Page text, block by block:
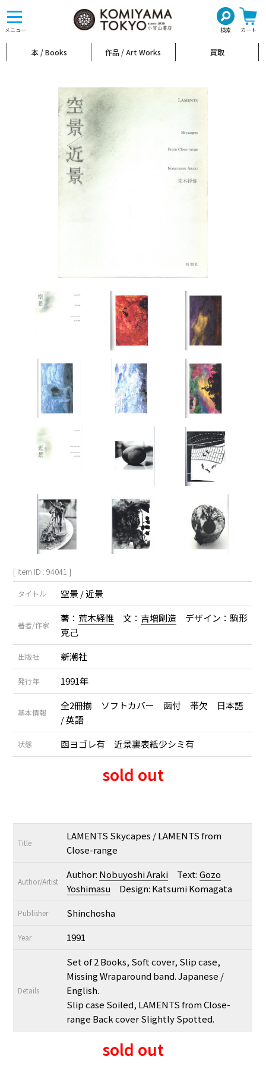
メニュー 検索 カート
toggle
navigation
本 / Books 作品 / Art Works 買取
[ Item ID : 94041 ]
タイトル 空景 / 近景
著者/作家
著： 荒木経惟 文： 吉増剛造 デザイン：駒形
克己
出版社 新潮社
発行年 1991年
基本情報
全2冊揃 ソフトカバー 函付 帯欠 日本語
/ 英語
状態 函ヨゴレ有 近景裏表紙少シミ有
sold out
Title
LAMENTS Skycapes / LAMENTS from
Close-range
Author/Artist
Author: Nobuyoshi Araki Text:Gozo
Yoshimasu Design: Katsumi Komagata
Publisher Shinchosha
Year 1991
Details
Set of 2 Books, Soft cover, Slip case,
Missing Wraparound band. Japanese /
English.
Slip case Soiled, LAMENTS from Close-
range Back cover Slightly Spotted.
sold out